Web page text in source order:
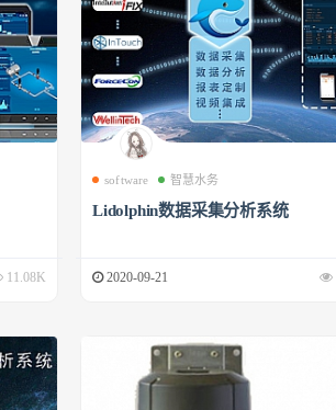
11.08K
software 智慧水务
Lidolphin数据采集分析系统
2020-09-21